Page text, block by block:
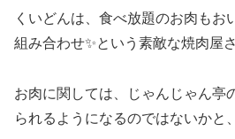
くいどんは、食べ放題のお肉もお
組み合わせ✨という素敵な焼肉屋
お肉に関しては、じゃんじゃん亭
られるようになるのではないかと